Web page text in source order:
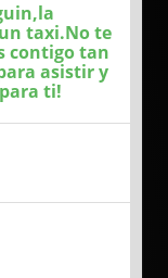
taxi.No te
contigo tan
asistir y
ti!